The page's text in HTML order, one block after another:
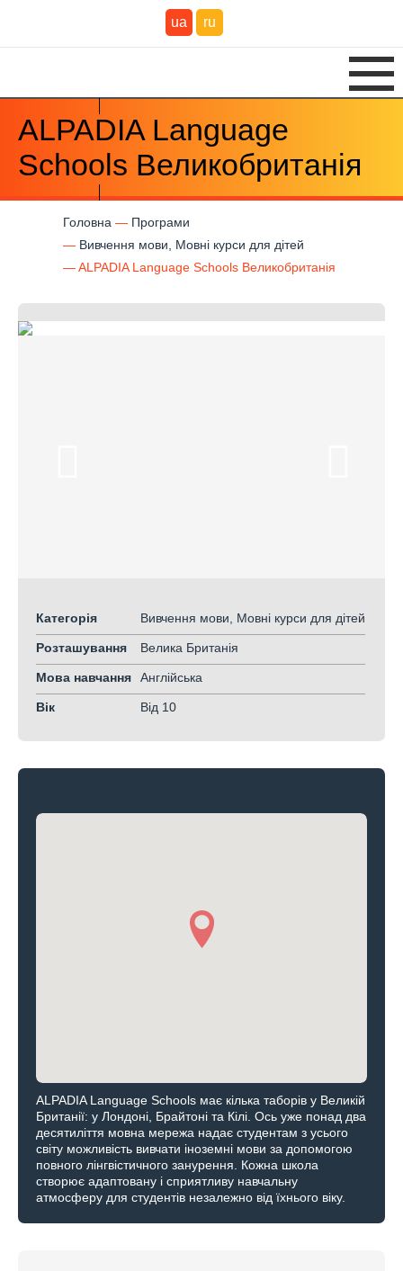
ua ru
ALPADIA Language
Schools Великобританія
Головна
Програми
Вивчення мови, Мовні курси для дітей
ALPADIA Language Schools Великобританія
Категорія Вивчення мови, Мовні курси для дітей
Розташування Велика Британія
Мова навчання Англійська
Вік Від 10
ALPADIA Language Schools має кілька таборів у Великій
Британії: у Лондоні, Брайтоні та Кілі. Ось уже понад два
десятиліття мовна мережа надає студентам з усього
світу можливість вивчати іноземні мови за допомогою
повного лінгвістичного занурення. Кожна школа
створює адаптовану і сприятливу навчальну
атмосферу для студентів незалежно від їхнього віку.